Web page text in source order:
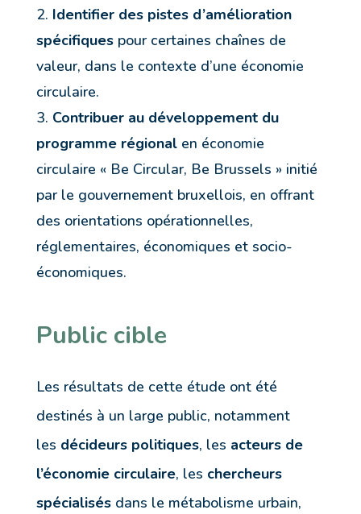
Identifier des pistes d’amélioration
spécifiques pour certaines chaînes de
valeur, dans le contexte d’une économie
circulaire.
Contribuer au développement du
programme régional en économie
circulaire « Be Circular, Be Brussels » initié
par le gouvernement bruxellois, en offrant
des orientations opérationnelles,
réglementaires, économiques et socio-
économiques.
Public cible
Les résultats de cette étude ont été
destinés à un large public, notamment
les décideurs politiques, les acteurs de
l’économie circulaire, les chercheurs
spécialisés dans le métabolisme urbain,